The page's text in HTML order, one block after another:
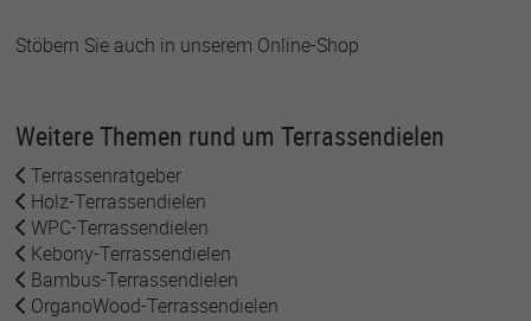
Stöbern Sie auch in unserem Online-Shop
Weitere Themen rund um Terrassendielen
Terrassenratgeber
Holz-Terrassendielen
WPC-Terrassendielen
Kebony-Terrassendielen
Bambus-Terrassendielen
OrganoWood-Terrassendielen